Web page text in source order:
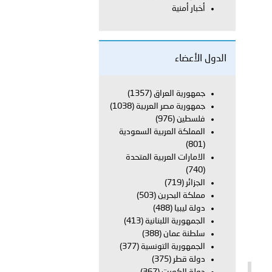
تطلع وفد الشرطة الإيطالية على منظومتي التأهيل الشرطي
تنظم حملة للتبرع بالدم في منطقة الظفرة تعزيزا للمسؤولية
الأميريين معالي النائب الأول لرئيس مجلس الوزراء
العام..
جديدة من حماة الحق وحراس المبادئ تلتحق بشرطة عُمان
أخبار أمنية
الدول الأعضاء
جمهورية العراق (1357)
جمهورية مصر العربية (1038)
فلسطين(976)
المملكة العربية السعودية
(801)
الامارات العربية المتحدة
(740)
الجزائر (719)
مملكة البحرين (503)
دولة ليبيا (488)
الجمهورية اللبنانية (413)
سلطنة عمان (388)
الجمهورية التونسية (377)
دولة قطر (375)